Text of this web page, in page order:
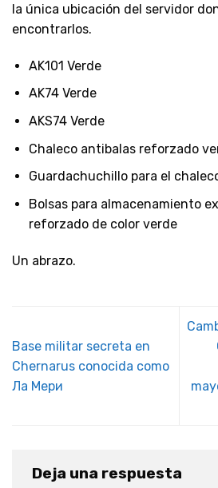
la única ubicación del servidor
encontrarlos.
AK101 Verde
AK74 Verde
AKS74 Verde
Chaleco antibalas reforzado
Guardachuchillo para el
Bolsas para almacenamiento
reforzado de color verde
Un abrazo.
Base militar secreta en
Chernarus conocida como
Ла Мери
Deja una respuesta